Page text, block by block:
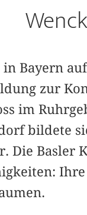
Bayern
zur
im
bildete
Die